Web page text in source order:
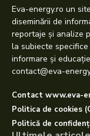
Eva-energy.ro un
diseminării de
reportaje și analize
la subiecte
informare și
contact@eva-
Contact www.eva-
Politica de cookies
Politică de